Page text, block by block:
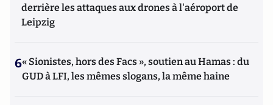
derrière les attaques aux drones à l'aéroport de
Leipzig
6« Sionistes, hors des Facs », soutien au Hamas : du
GUD à LFI, les mêmes slogans, la même haine